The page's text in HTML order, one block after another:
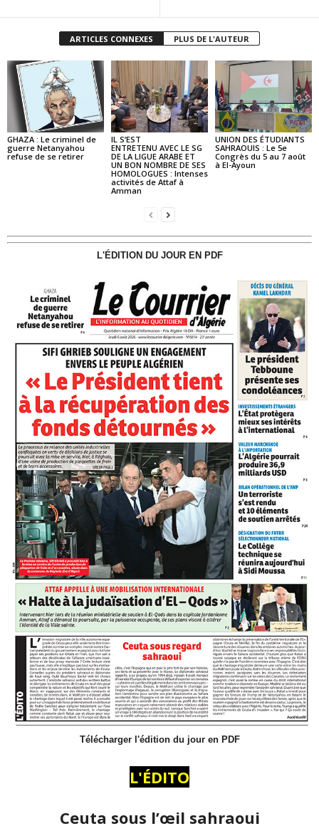
ARTICLES CONNEXES PLUS DE L'AUTEUR
GHAZA : Le criminel de
guerre Netanyahou
refuse de se retirer
IL S’EST
ENTRETENU AVEC LE SG
DE LA LIGUE ARABE ET
UN BON NOMBRE DE SES
HOMOLOGUES : Intenses
activités de Attaf à
Amman
UNION DES ÉTUDIANTS
SAHRAOUIS : Le 5e
Congrès du 5 au 7 août
à El-Ayoun
L'ÉDITION DU JOUR EN PDF
Télécharger l'édition du jour en PDF
L'ÉDITO
Ceuta sous l’œil sahraoui